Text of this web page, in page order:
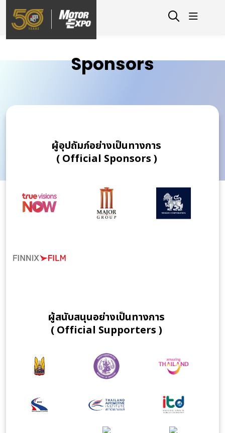
Sponsors
ผู้อุปถัมภ์อย่างเป็นทางการ
( Official Sponsors )
ผู้สนับสนุนอย่างเป็นทางการ
( Official Supporters )